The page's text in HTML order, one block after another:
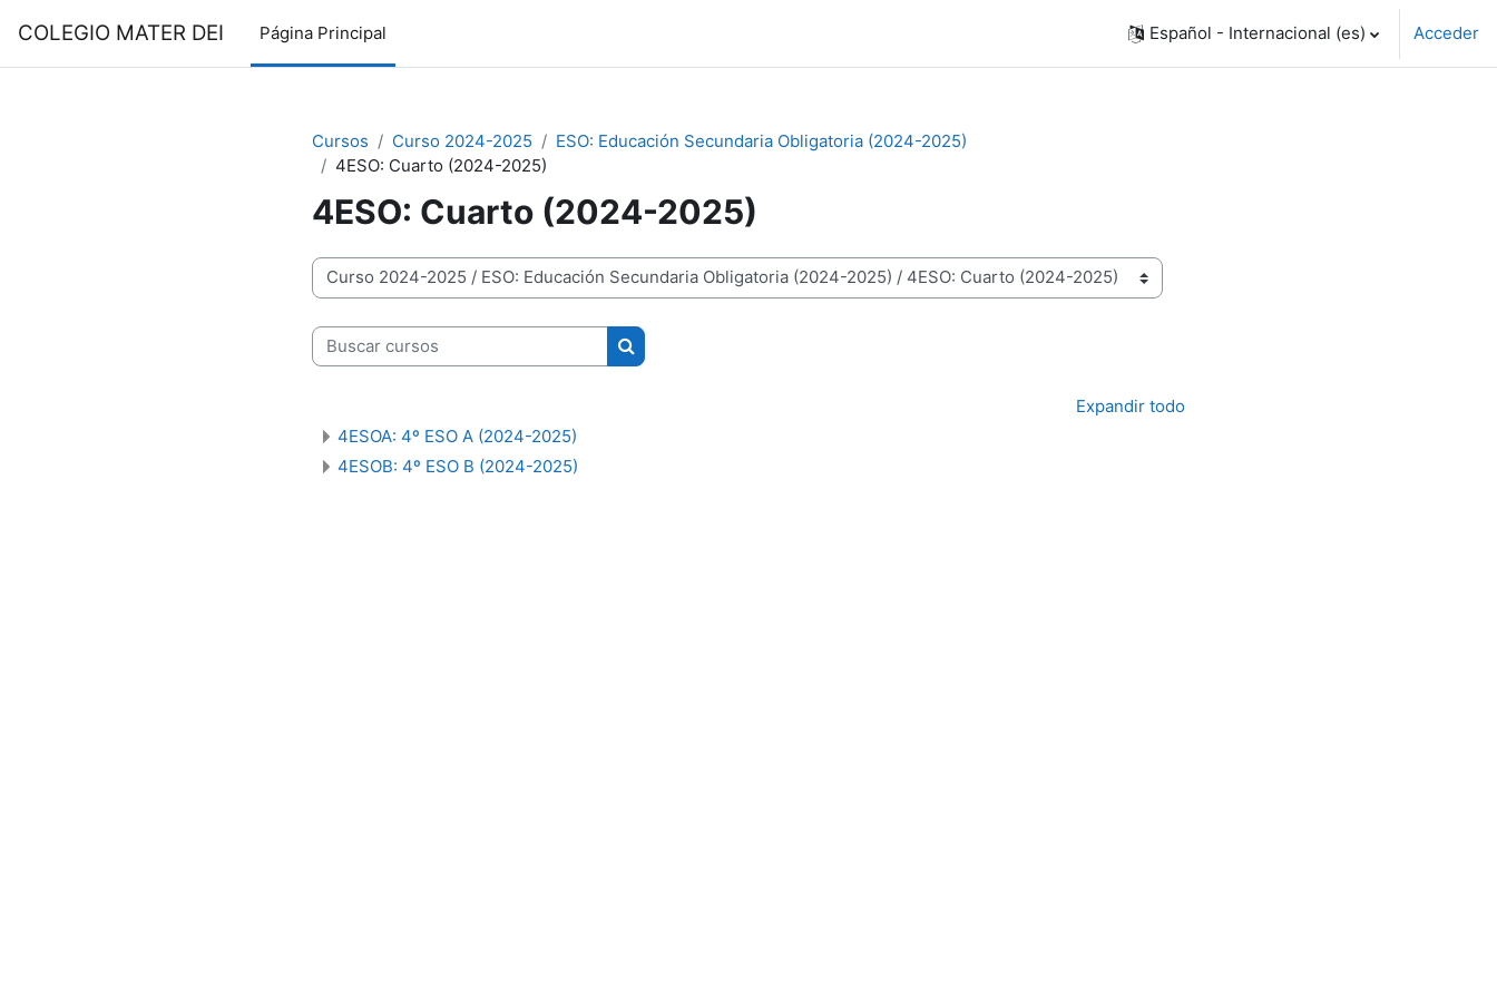
COLEGIO MATER DEI Página Principal Español - Internacional ‎(es)‎ Acceder
Cursos Curso 2024-2025
ESO: Educación Secundaria Obligatoria (2024-2025)
4ESO: Cuarto (2024-2025)
4ESO: Cuarto (2024-2025)
Categorías
Buscar cursos
Buscar cursos
Expandir todo
4ESOA: 4º ESO A (2024-2025)
4ESOB: 4º ESO B (2024-2025)